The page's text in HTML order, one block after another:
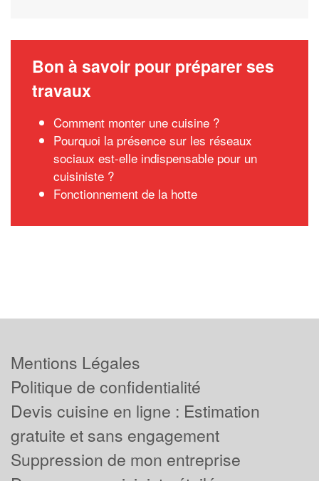
Bon à savoir pour préparer ses
travaux
Comment monter une cuisine ?
Pourquoi la présence sur les réseaux
sociaux est-elle indispensable pour un
cuisiniste ?
Fonctionnement de la hotte
Mentions Légales
Politique de confidentialité
Devis cuisine en ligne : Estimation
gratuite et sans engagement
Suppression de mon entreprise